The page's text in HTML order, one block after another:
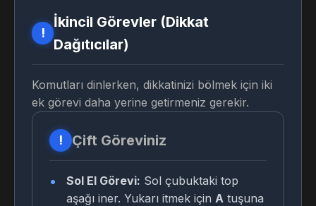
!
İkincil Görevler (Dikkat
Dağıtıcılar)
Komutları dinlerken, dikkatinizi bölmek için iki
ek görevi daha yerine getirmeniz gerekir.
! Çift Göreviniz
Sol El Görevi: Sol çubuktaki top
aşağı iner. Yukarı itmek için A tuşuna